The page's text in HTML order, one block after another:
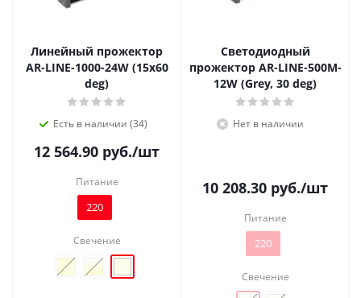
Линейный прожектор
AR-LINE-1000-24W (15x60
deg)
Есть в наличии (34)
12 564.90 руб./шт
Питание
220
Свечение
Светодиодный
прожектор AR-LINE-500M-
12W (Grey, 30 deg)
Нет в наличии
10 208.30 руб./шт
Питание
220
Свечение